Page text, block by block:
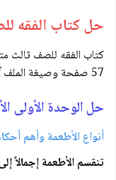
حل كتاب الفقه
كتاب الفقه للصف ثالث
57 صفحة وصيغة الملف Pdf يمكنك تحميل حلول الكتاب مباشرة
حل الوحدة الأولى
أنواع الأطعمة وأهم
تنقسم الأطعمة إجمالاً